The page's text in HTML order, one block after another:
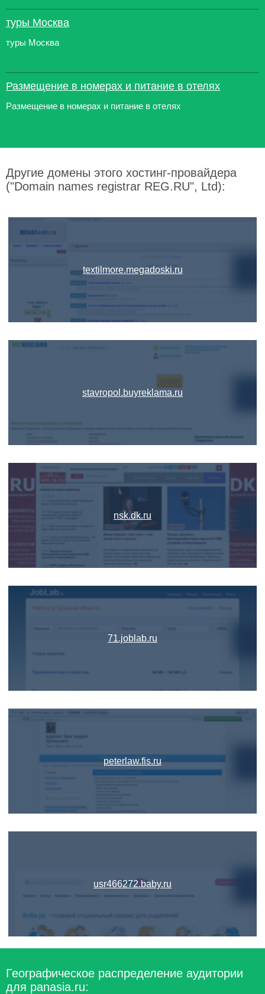
туры Москва
туры Москва
Размещение в номерах и питание в отелях
Размещение в номерах и питание в отелях
Другие домены этого хостинг-провайдера
("Domain names registrar REG.RU", Ltd):
textilmore.megadoski.ru
stavropol.buyreklama.ru
nsk.dk.ru
71.joblab.ru
peterlaw.fis.ru
usr466272.baby.ru
Географическое распределение аудитории
для panasia.ru: